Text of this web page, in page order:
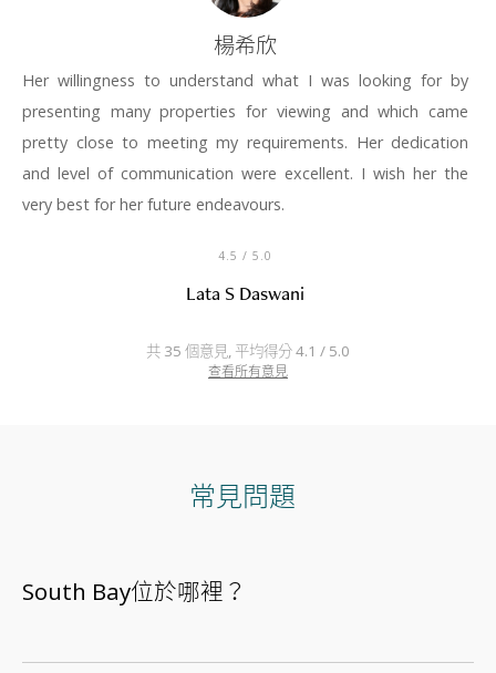
楊希欣
Her willingness to understand what I was looking for by
presenting many properties for viewing and which came
pretty close to meeting my requirements. Her dedication
and level of communication were excellent. I wish her the
very best for her future endeavours.
4.5 / 5.0
Lata S Daswani
共 35 個意見, 平均得分 4.1 / 5.0
查看所有意見
常見問題
South Bay位於哪裡？